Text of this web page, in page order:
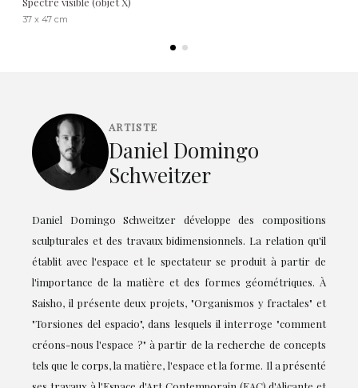
37 x 47 cm
ARTISTE
Daniel Domingo
Schweitzer
Daniel Domingo Schweitzer développe des compositions
sculpturales et des travaux bidimensionnels. La relation qu'il
établit avec l'espace et le spectateur se produit à partir de
l'importance de la matière et des formes géométriques. À
Saisho, il présente deux projets, "Organismos y fractales" et
"Torsiones del espacio", dans lesquels il interroge "comment
créons-nous l'espace ?" à partir de la recherche de concepts
tels que le corps, la matière, l'espace et la forme. Il a présenté